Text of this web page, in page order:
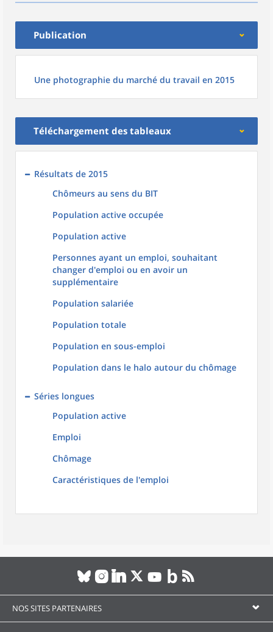
Publication
Une photographie du marché du travail en 2015
Téléchargement des tableaux
Résultats de 2015
Chômeurs au sens du BIT
Population active occupée
Population active
Personnes ayant un emploi, souhaitant
changer d'emploi ou en avoir un
supplémentaire
Population salariée
Population totale
Population en sous-emploi
Population dans le halo autour du chômage
Séries longues
Population active
Emploi
Chômage
Caractéristiques de l'emploi
NOS SITES PARTENAIRES